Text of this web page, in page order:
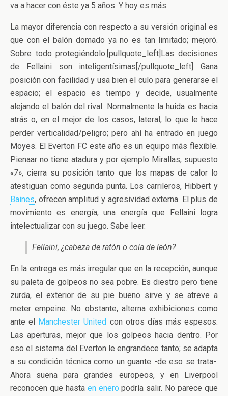
va a hacer con éste ya 5 años. Y hoy es más.
La mayor diferencia con respecto a su versión original es
que con el balón domado ya no es tan limitado; mejoró.
Sobre todo protegiéndolo.[pullquote_left]Las decisiones
de Fellaini son inteligentísimas[/pullquote_left] Gana
posición con facilidad y usa bien el culo para generarse el
espacio; el espacio es tiempo y decide, usualmente
alejando el balón del rival. Normalmente la huida es hacia
atrás o, en el mejor de los casos, lateral, lo que le hace
perder verticalidad/peligro; pero ahí ha entrado en juego
Moyes. El Everton FC este año es un equipo más flexible.
Pienaar no tiene atadura y por ejemplo Mirallas, supuesto
«7», cierra su posición tanto que los mapas de calor lo
atestiguan como segunda punta. Los carrileros, Hibbert y
Baines, ofrecen amplitud y agresividad externa. El plus de
movimiento es energía; una energía que Fellaini logra
intelectualizar con su juego. Sabe leer.
Fellaini, ¿cabeza de ratón o cola de león?
En la entrega es más irregular que en la recepción, aunque
su paleta de golpeos no sea pobre. Es diestro pero tiene
zurda, el exterior de su pie bueno sirve y se atreve a
meter empeine. No obstante, alterna exhibiciones como
ante el Manchester United con otros días más espesos.
Las aperturas, mejor que los golpeos hacia dentro. Por
eso el sistema del Everton le engrandece tanto; se adapta
a su condición técnica como un guante -de eso se trata-.
Ahora suena para grandes europeos, y en Liverpool
reconocen que hasta en enero podría salir. No parece que